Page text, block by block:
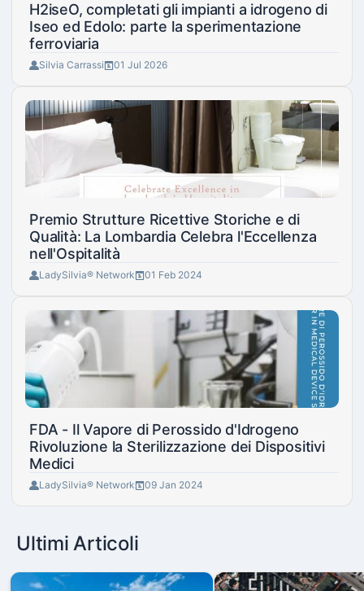
H2iseO, completati gli impianti a idrogeno di
Iseo ed Edolo: parte la sperimentazione
ferroviaria
Silvia Carrassi 01 Jul 2026
Premio Strutture Ricettive Storiche e di
Qualità: La Lombardia Celebra l'Eccellenza
nell'Ospitalità
LadySilvia® Network 01 Feb 2024
FDA - Il Vapore di Perossido d'Idrogeno
Rivoluzione la Sterilizzazione dei Dispositivi
Medici
LadySilvia® Network 09 Jan 2024
Ultimi Articoli